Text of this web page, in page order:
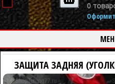
0
ЗАЩИТА ЗАДНЯЯ